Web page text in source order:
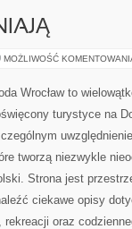
MOŻLIWOŚĆ
Wrocław to
turystyce na
tworzą niezwykle
Strona jest
ciekawe opisy
oraz